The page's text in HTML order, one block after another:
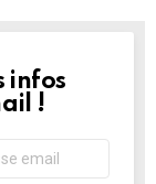
infos
!